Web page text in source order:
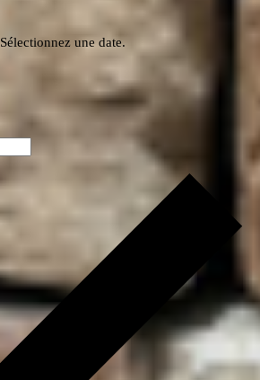
Sélectionnez une date.